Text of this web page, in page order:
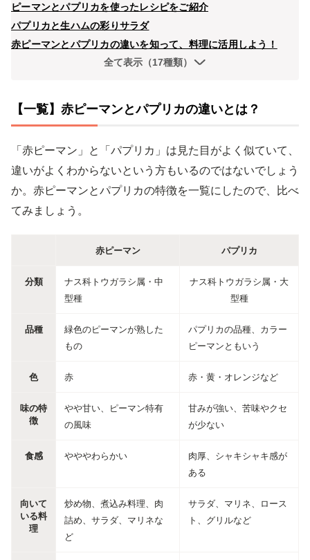
ピーマンとパプリカを使ったレシピをご紹介
パプリカと生ハムの彩りサラダ
赤ピーマンとパプリカの違いを知って、料理に活用しよう！
全て表示（17種類）
【一覧】赤ピーマンとパプリカの違いとは？
「赤ピーマン」と「パプリカ」は見た目がよく似ていて、
違いがよくわからないという方もいるのではないでしょう
か。赤ピーマンとパプリカの特徴を一覧にしたので、比べ
てみましょう。
赤ピーマン パプリカ
分類
ナス科トウガラシ属・中
型種
ナス科トウガラシ属・大
型種
品種
緑色のピーマンが熟した
もの
パプリカの品種、カラー
ピーマンともいう
色 赤 赤・黄・オレンジなど
味の特
徴
やや甘い、ピーマン特有
の風味
甘みが強い、苦味やクセ
が少ない
食感 やややわらかい
肉厚、シャキシャキ感が
ある
向いて
いる料
理
炒め物、煮込み料理、肉
詰め、サラダ、マリネな
ど
サラダ、マリネ、ロース
ト、グリルなど